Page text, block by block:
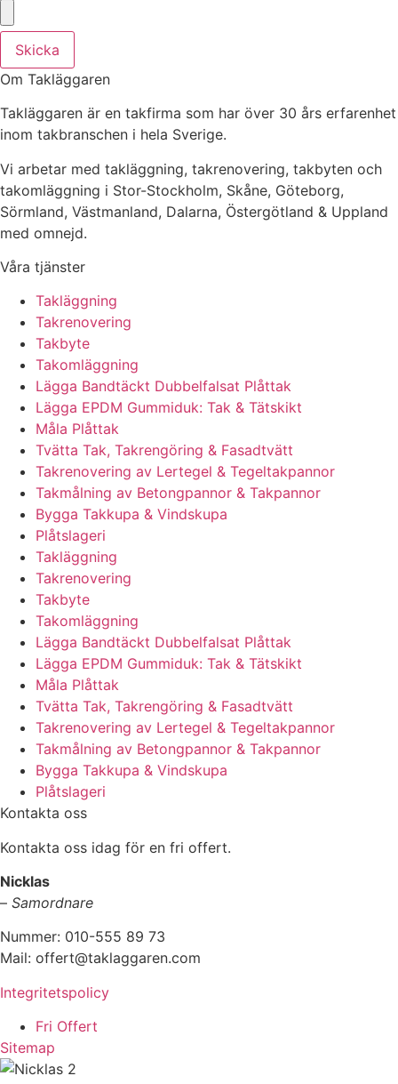
Skicka
Om Takläggaren
Takläggaren är en takfirma som har över 30 års erfarenhet
inom takbranschen i hela Sverige.
Vi arbetar med takläggning, takrenovering, takbyten och
takomläggning i Stor-Stockholm, Skåne, Göteborg,
Sörmland, Västmanland, Dalarna, Östergötland & Uppland
med omnejd.
Våra tjänster
Takläggning
Takrenovering
Takbyte
Takomläggning
Lägga Bandtäckt Dubbelfalsat Plåttak
Lägga EPDM Gummiduk: Tak & Tätskikt
Måla Plåttak
Tvätta Tak, Takrengöring & Fasadtvätt
Takrenovering av Lertegel & Tegeltakpannor
Takmålning av Betongpannor & Takpannor
Bygga Takkupa & Vindskupa
Plåtslageri
Takläggning
Takrenovering
Takbyte
Takomläggning
Lägga Bandtäckt Dubbelfalsat Plåttak
Lägga EPDM Gummiduk: Tak & Tätskikt
Måla Plåttak
Tvätta Tak, Takrengöring & Fasadtvätt
Takrenovering av Lertegel & Tegeltakpannor
Takmålning av Betongpannor & Takpannor
Bygga Takkupa & Vindskupa
Plåtslageri
Kontakta oss
Kontakta oss idag för en fri offert.
Nicklas
– Samordnare
Nummer: 010-555 89 73
Mail: offert@taklaggaren.com
Integritetspolicy
Fri Offert
Sitemap